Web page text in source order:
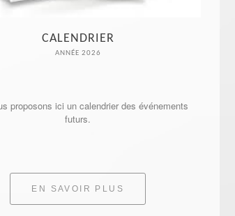
CALENDRIER
ANNÉE 2026
proposons ici un calendrier des événements
futurs.
EN SAVOIR PLUS